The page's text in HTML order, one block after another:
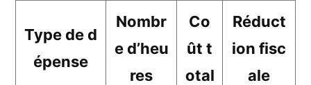
Type de d
épense
Nombr
e d’heu
res
Co
ût t
otal
Réduct
ion fisc
ale